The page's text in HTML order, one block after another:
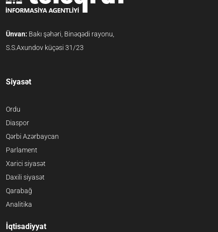
Ünvan: Bakı şəhəri, Binəqədi rayonu,
S.S.Axundov küçəsi 31/23
Siyasət
Ordu
Diaspor
Qərbi Azərbaycan
Parlament
Xarici siyasət
Daxili siyasət
Qarabağ
Analitika
İqtisadiyyat